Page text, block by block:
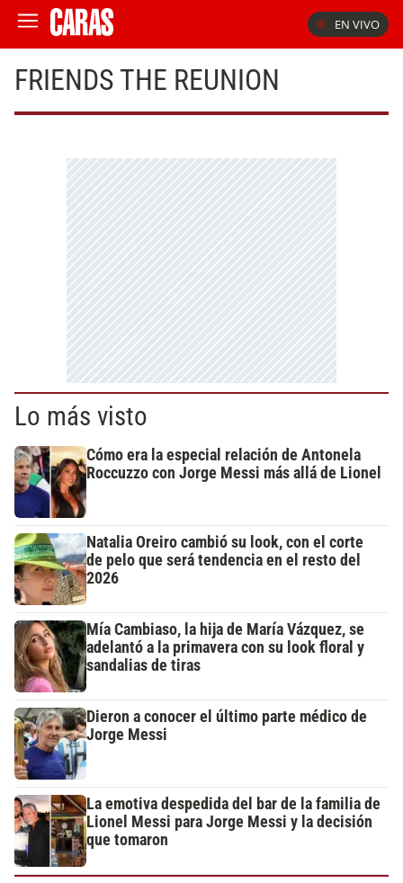
EN VIVO
FRIENDS THE REUNION
Lo más visto
Cómo era la especial relación de Antonela
Roccuzzo con Jorge Messi más allá de Lionel
Natalia Oreiro cambió su look, con el corte
de pelo que será tendencia en el resto del
2026
Mía Cambiaso, la hija de María Vázquez, se
adelantó a la primavera con su look floral y
sandalias de tiras
Dieron a conocer el último parte médico de
Jorge Messi
La emotiva despedida del bar de la familia de
Lionel Messi para Jorge Messi y la decisión
que tomaron